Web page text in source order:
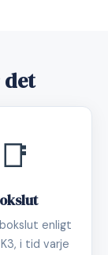
det
📑
enligt
i tid varje